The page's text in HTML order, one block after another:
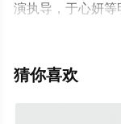
演执导，于心妍
机免费观看高清
了解。
猜你喜欢